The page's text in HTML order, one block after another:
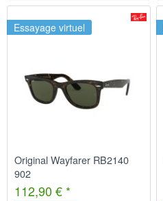
Essayage virtuel
Original Wayfarer RB2140
902
112,90 € *